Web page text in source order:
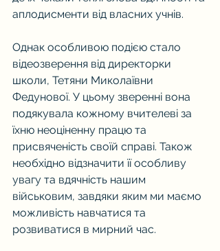
аплодисменти від власних учнів.
Однак особливою подією стало
відеозверення від директорки
школи, Тетяни Миколаївни
Федунової. У цьому зверенні вона
подякувала кожному вчителеві за
їхню неоціненну працю та
присвяченість своїй справі. Також
необхідно відзначити її особливу
увагу та вдячність нашим
військовим, завдяки яким ми маємо
можливість навчатися та
розвиватися в мирний час.